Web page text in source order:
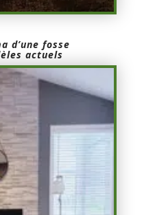
d’une fosse
actuels